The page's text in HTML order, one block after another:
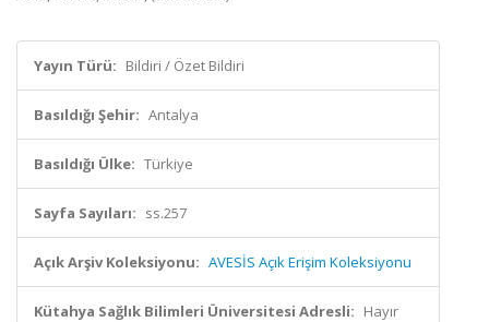
Yayın Türü: Bildiri / Özet Bildiri
Basıldığı Şehir: Antalya
Basıldığı Ülke: Türkiye
Sayfa Sayıları: ss.257
Açık Arşiv Koleksiyonu: AVESİS Açık Erişim Koleksiyonu
Kütahya Sağlık Bilimleri Üniversitesi Adresli: Hayır